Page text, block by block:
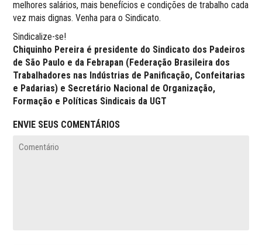
melhores salários, mais benefícios e condições de trabalho cada
vez mais dignas. Venha para o Sindicato.
Sindicalize-se!
Chiquinho Pereira é presidente do Sindicato dos Padeiros
de São Paulo e da Febrapan (Federação Brasileira dos
Trabalhadores nas Indústrias de Panificação, Confeitarias
e Padarias) e Secretário Nacional de Organização,
Formação e Políticas Sindicais da UGT
ENVIE SEUS COMENTÁRIOS